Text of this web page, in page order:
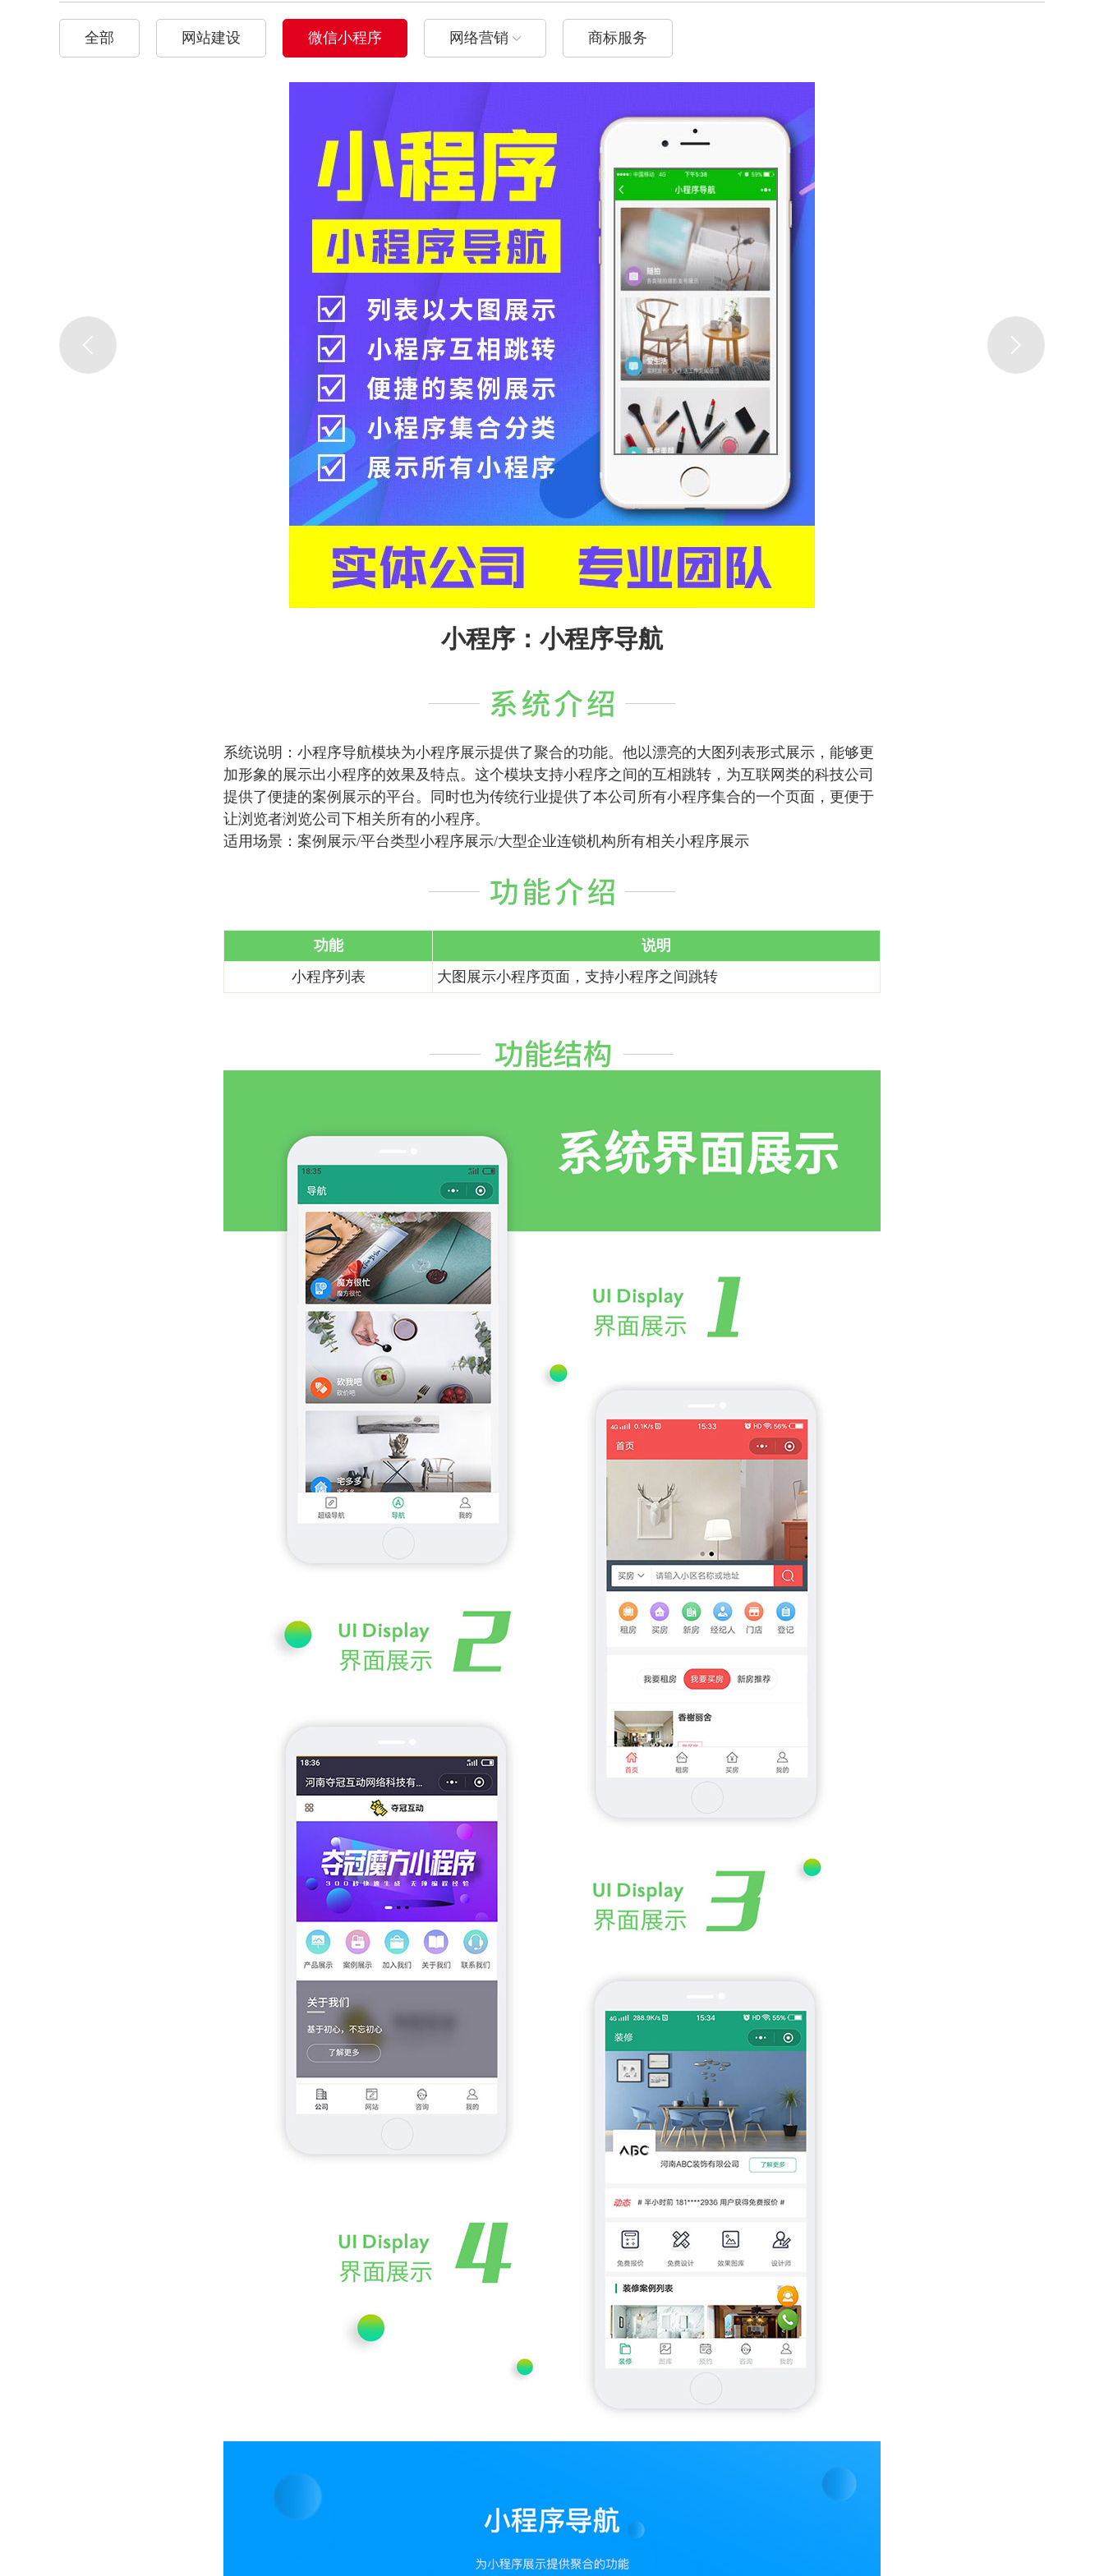
全部 网站建设 微信小程序 网络营销 商标服务
小程序：小程序导航
系统说明：小程序导航模块为小程序展示提供了聚合的功能。他以漂亮的大图列表形式展示，能够更
加形象的展示出小程序的效果及特点。这个模块支持小程序之间的互相跳转，为互联网类的科技公司
提供了便捷的案例展示的平台。同时也为传统行业提供了本公司所有小程序集合的一个页面，更便于
让浏览者浏览公司下相关所有的小程序。
适用场景：案例展示/平台类型小程序展示/大型企业连锁机构所有相关小程序展示
功能
说明
小程序列表
大图展示小程序页面，支持小程序之间跳转